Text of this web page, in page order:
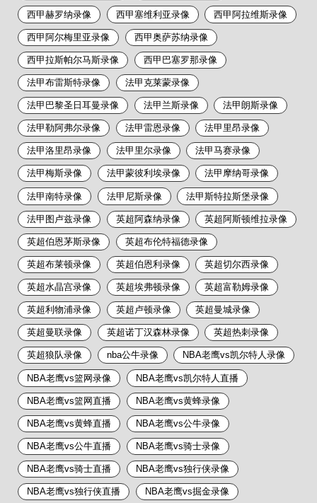
西甲赫罗纳录像 西甲塞维利亚录像 西甲阿拉维斯录像
西甲阿尔梅里亚录像 西甲奥萨苏纳录像
西甲拉斯帕尔马斯录像 西甲巴塞罗那录像
法甲布雷斯特录像 法甲克莱蒙录像
法甲巴黎圣日耳曼录像 法甲兰斯录像 法甲朗斯录像
法甲勒阿弗尔录像 法甲雷恩录像 法甲里昂录像
法甲洛里昂录像 法甲里尔录像 法甲马赛录像
法甲梅斯录像 法甲蒙彼利埃录像 法甲摩纳哥录像
法甲南特录像 法甲尼斯录像 法甲斯特拉斯堡录像
法甲图卢兹录像 英超阿森纳录像 英超阿斯顿维拉录像
英超伯恩茅斯录像 英超布伦特福德录像
英超布莱顿录像 英超伯恩利录像 英超切尔西录像
英超水晶宫录像 英超埃弗顿录像 英超富勒姆录像
英超利物浦录像 英超卢顿录像 英超曼城录像
英超曼联录像 英超诺丁汉森林录像 英超热刺录像
英超狼队录像 nba公牛录像 NBA老鹰vs凯尔特人录像
NBA老鹰vs篮网录像 NBA老鹰vs凯尔特人直播
NBA老鹰vs篮网直播 NBA老鹰vs黄蜂录像
NBA老鹰vs黄蜂直播 NBA老鹰vs公牛录像
NBA老鹰vs公牛直播 NBA老鹰vs骑士录像
NBA老鹰vs骑士直播 NBA老鹰vs独行侠录像
NBA老鹰vs独行侠直播 NBA老鹰vs掘金录像